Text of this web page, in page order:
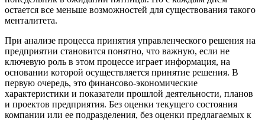
остается все меньше возможностей для существования такого
менталитета.
При анализе процесса принятия управленческого решения на
предприятии становится понятно, что важную, если не
ключевую роль в этом процессе играет информация, на
основании которой осуществляется принятие решения. В
первую очередь, это финансово-экономические
характеристики и показатели прошлой деятельности, планов
и проектов предприятия. Без оценки текущего состояния
компании или ее подразделения, без оценки предлагаемых к